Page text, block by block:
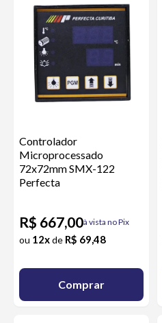
Controlador
Microprocessado
72x72mm SMX-122
Perfecta
R$ 667,00à vista no Pix
ou 12xde R$ 69,48
Comprar